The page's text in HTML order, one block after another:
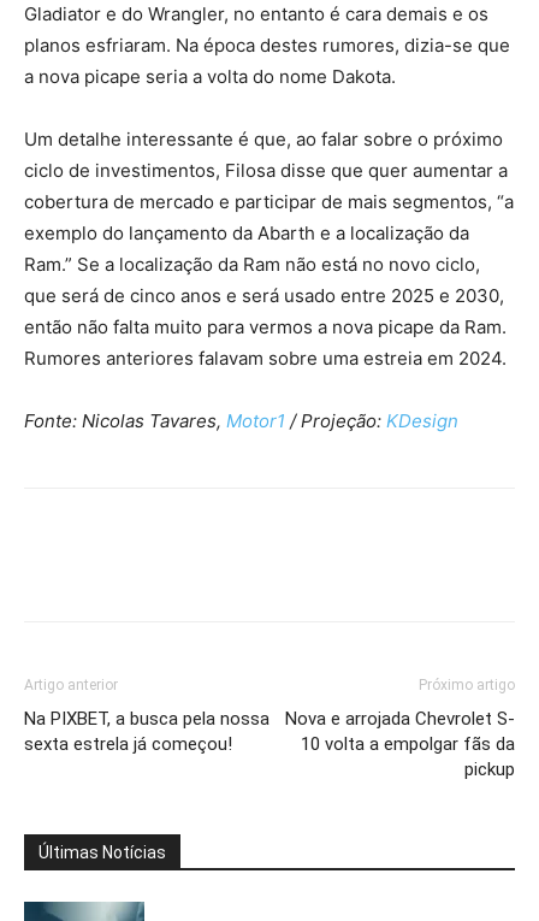
Gladiator e do Wrangler, no entanto é cara demais e os
planos esfriaram. Na época destes rumores, dizia-se que
a nova picape seria a volta do nome Dakota.
Um detalhe interessante é que, ao falar sobre o próximo
ciclo de investimentos, Filosa disse que quer aumentar a
cobertura de mercado e participar de mais segmentos, “a
exemplo do lançamento da Abarth e a localização da
Ram.” Se a localização da Ram não está no novo ciclo,
que será de cinco anos e será usado entre 2025 e 2030,
então não falta muito para vermos a nova picape da Ram.
Rumores anteriores falavam sobre uma estreia em 2024.
Fonte: Nicolas Tavares, Motor1 / Projeção: KDesign
Artigo anterior
Na PIXBET, a busca pela nossa
sexta estrela já começou!
Próximo artigo
Nova e arrojada Chevrolet S-
10 volta a empolgar fãs da
pickup
Últimas Notícias